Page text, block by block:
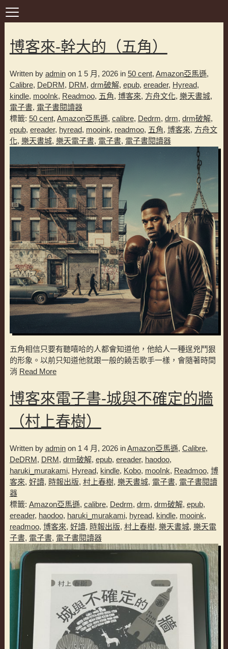
博客來-幹大的（五角）
Written by adminon 1 5 月, 2026 in 50 cent, Amazon亞馬遜,
Calibre, DeDRM, DRM, drm破解, epub, ereader, Hyread,
kindle, mooInk, Readmoo, 五角, 博客來, 方舟文化, 樂天書城,
電子書, 電子書閱讀器
標籤: 50 cent, Amazon亞馬遜, calibre, Dedrm, drm, drm破解,
epub, ereader, hyread, mooink, readmoo, 五角, 博客來, 方舟文
化, 樂天書城, 樂天電子書, 電子書, 電子書閱讀器
五角相信只要有聽嘻哈的人都會知道他，他給人一種逞兇鬥狠
的形象。以前只知道他就跟一般的饒舌歌手一樣，會隨著時間
消 Read More
博客來電子書-城與不確定的牆
（村上春樹）
Written by adminon 1 4 月, 2026 inAmazon亞馬遜, Calibre,
DeDRM, DRM, drm破解, epub, ereader, haodoo,
haruki_murakami, Hyread, kindle, Kobo, mooInk, Readmoo, 博
客來, 好讀, 時報出版, 村上春樹, 樂天書城, 電子書, 電子書閱讀
器
標籤: Amazon亞馬遜, calibre, Dedrm, drm, drm破解, epub,
ereader, haodoo, haruki_murakami, hyread, kindle, mooink,
readmoo, 博客來, 好讀, 時報出版, 村上春樹, 樂天書城, 樂天電
子書, 電子書, 電子書閱讀器